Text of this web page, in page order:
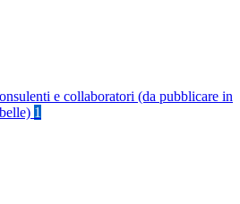
e collaboratori (da pubblicare in
1